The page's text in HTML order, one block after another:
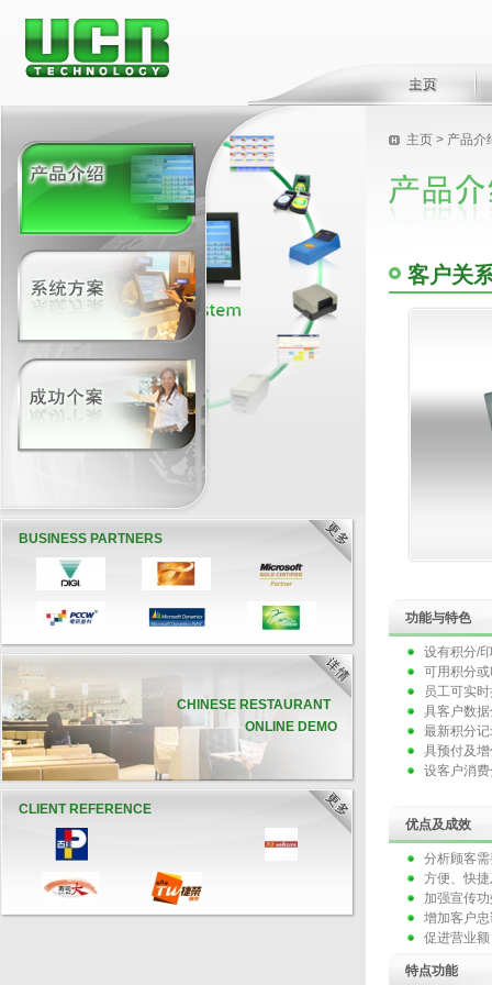
BUSINESS PARTNERS
CHINESE RESTAURANT
ONLINE DEMO
CLIENT REFERENCE
主页 > 产品介
客户关
功能与特色
设有积分/
可用积分
员工可实
具客户数
最新积分
具预付及
设客户消
优点及成效
分析顾客
方便、快
加强宣传
增加客户
促进营业额
特点功能